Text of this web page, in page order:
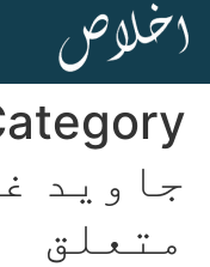
جاوید
متعلق